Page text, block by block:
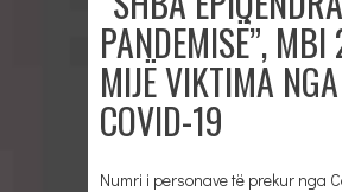
PANDEMISË”,
MIJË VIKTIMA NGA
COVID-19
Numri i personave të prekur nga